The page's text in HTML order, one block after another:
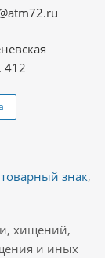
412
знак,
хищений,
и иных